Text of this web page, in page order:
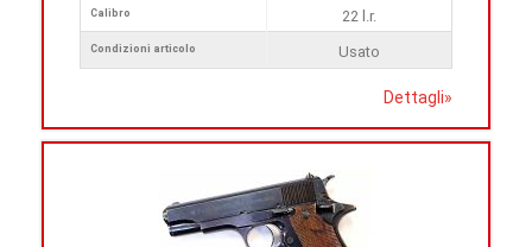
Calibro
Condizioni articolo
22 l.r.
Usato
Dettagli»